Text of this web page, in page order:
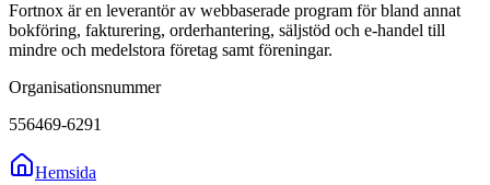
Fortnox är en leverantör av webbaserade program för bland annat
bokföring, fakturering, orderhantering, säljstöd och e-handel till
mindre och medelstora företag samt föreningar.
Organisationsnummer
556469-6291
Hemsida